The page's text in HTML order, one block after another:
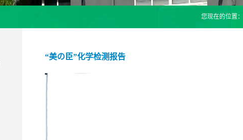
您现在的位置：
“美の臣”化学检测报告